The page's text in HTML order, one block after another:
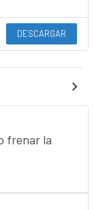
DESCARGAR
frenar la